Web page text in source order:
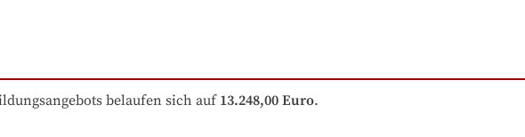
belaufen sich auf 13.248,00 Euro.